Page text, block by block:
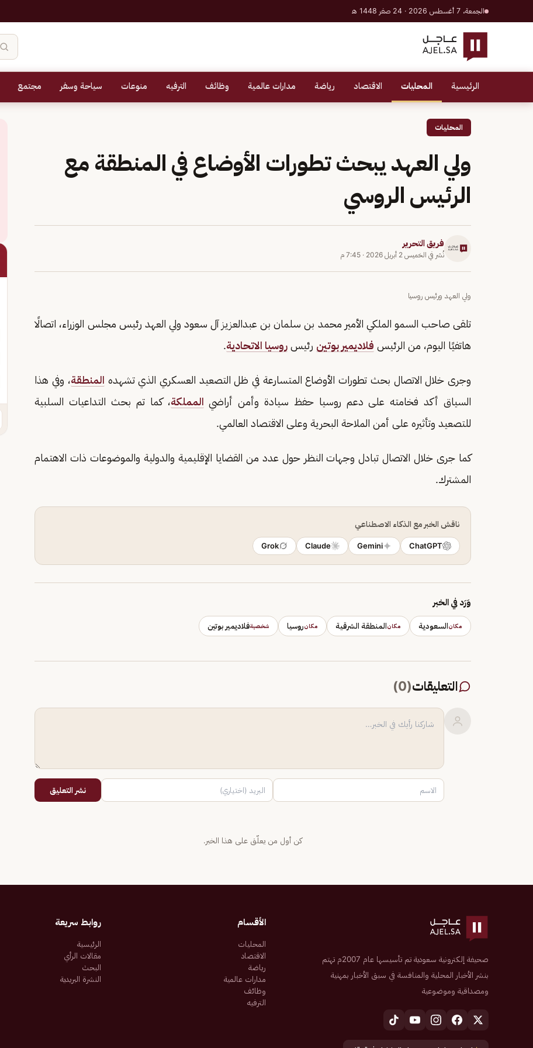
الجمعة، 7 أغسطس 2026 · 24 صفر 1448 هـ
الرئيسية المحليات الاقتصاد رياضة مدارات عالمية وظائف الترفيه منوعات سياحة وسفر مجتمع
المحليات
ولي العهد يبحث تطورات الأوضاع في المنطقة مع
الرئيس الروسي
فريق التحرير
نُشر في الخميس 2 أبريل 2026 · 7:45 م
ولي العهد ورئيس روسيا
تلقى صاحب السمو الملكي الأمير محمد بن سلمان بن عبدالعزيز آل سعود ولي العهد رئيس مجلس الوزراء، اتصالًا
هاتفيًا اليوم، من الرئيس فلاديمير بوتين رئيس روسيا الاتحادية.
وجرى خلال الاتصال بحث تطورات الأوضاع المتسارعة في ظل التصعيد العسكري الذي تشهده المنطقة، وفي هذا
السياق أكد فخامته على دعم روسيا حفظ سيادة وأمن أراضي المملكة، كما تم بحث التداعيات السلبية
للتصعيد وتأثيره على أمن الملاحة البحرية وعلى الاقتصاد العالمي.
كما جرى خلال الاتصال تبادل وجهات النظر حول عدد من القضايا الإقليمية والدولية والموضوعات ذات الاهتمام
المشترك.
ناقش الخبر مع الذكاء الاصطناعي
ChatGPT
Gemini
Claude
Grok
وَرَد في الخبر
مكانالسعودية مكانالمنطقة الشرقية مكانروسيا شخصيةفلاديمير بوتين
التعليقات(
0
)
نشر التعليق
كن أول من يعلّق على هذا الخبر.
صحيفة إلكترونية سعودية تم تأسيسها عام 2007م تهتم
بنشر الأخبار المحلية والمنافسة في سبق الأخبار بمهنية
ومصداقية وموضوعية
الأقسام
المحليات
الاقتصاد
رياضة
مدارات عالمية
وظائف
الترفيه
روابط سريعة
الرئيسية
مقالات الرأي
البحث
النشرة البريدية